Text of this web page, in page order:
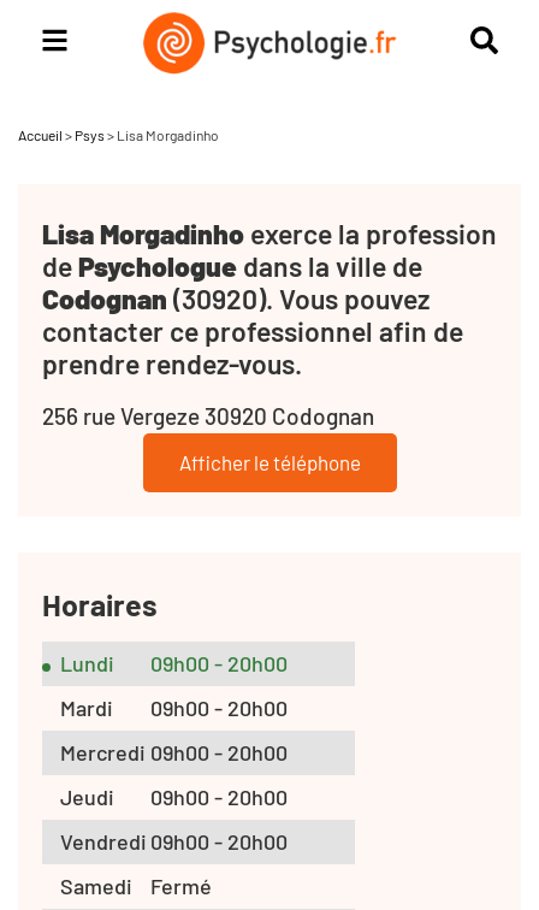
Accueil > Psys > Lisa Morgadinho
Lisa Morgadinho exerce la profession
dePsychologue dans la ville de
Codognan (30920). Vous pouvez
contacter ce professionnel afin de
prendre rendez-vous.
256 rue Vergeze 30920 Codognan
Afficher le téléphone
Horaires
Lundi
09h00 - 20h00
Mardi
09h00 - 20h00
Mercredi 09h00 - 20h00
Jeudi
09h00 - 20h00
Vendredi 09h00 - 20h00
Samedi
Fermé